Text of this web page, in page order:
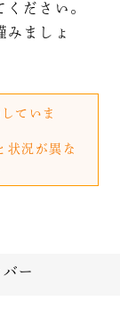
ださい。
みましょ
ていま
状況が異な
ー